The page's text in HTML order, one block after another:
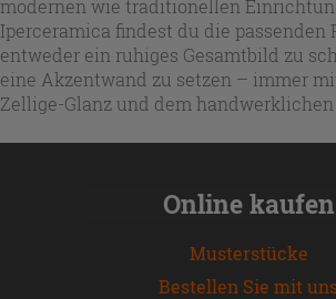
modernen wie traditionellen
Iperceramica findest du die passenden
entweder ein ruhiges Gesamtbild zu
eine Akzentwand zu setzen – immer
Zellige-Glanz und dem handwerklichen
Online kaufen
Musterstücke
Bestellen Sie mit